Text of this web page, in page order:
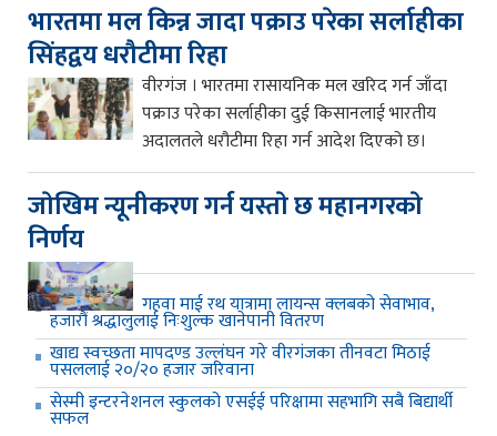
भारतमा मल किन्न जादा पक्राउ परेका सर्लाहीका
सिंहद्वय धरौटीमा रिहा
वीरगंज । भारतमा रासायनिक मल खरिद गर्न जाँदा
पक्राउ परेका सर्लाहीका दुई किसानलाई भारतीय
अदालतले धरौटीमा रिहा गर्न आदेश दिएको छ।
जाेखिम न्यूनीकरण गर्न यस्ताे छ महानगरकाे
निर्णय
गहवा माई रथ यात्रामा लायन्स क्लबको सेवाभाव,
हजारौं श्रद्धालुलाई निःशुल्क खानेपानी वितरण
खाद्य स्वच्छता मापदण्ड उल्लंघन गरे वीरगंजका तीनवटा मिठाई
पसललाई २०/२० हजार जरिवाना
सेस्मी इन्टरनेशनल स्कुलको एसईई परिक्षामा सहभागि सबै बिद्यार्थी
सफल